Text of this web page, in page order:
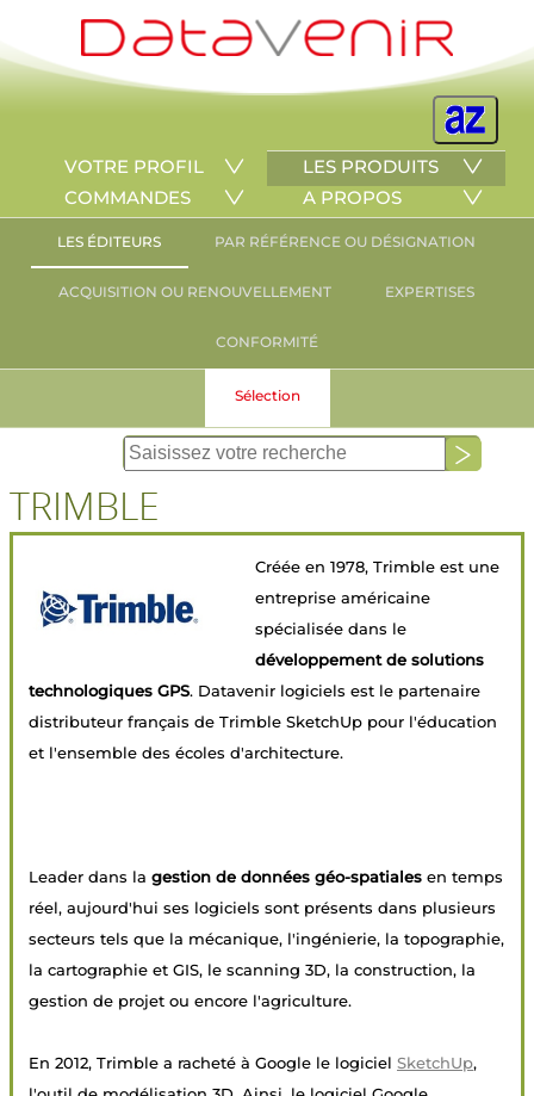
VOTRE PROFIL
LES PRODUITS
COMMANDES
A PROPOS
LES ÉDITEURS PAR RÉFÉRENCE OU DÉSIGNATION
ACQUISITION OU RENOUVELLEMENT EXPERTISES
CONFORMITÉ
Sélection
TRIMBLE
Créée en 1978, Trimble est une
entreprise américaine
spécialisée dans le
développement de solutions
technologiques GPS. Datavenir logiciels est le partenaire
distributeur français de Trimble SketchUp pour l'éducation
et l'ensemble des écoles d'architecture.
Leader dans la gestion de données géo-spatiales en temps
réel, aujourd'hui ses logiciels sont présents dans plusieurs
secteurs tels que la mécanique, l'ingénierie, la topographie,
la cartographie et GIS, le scanning 3D, la construction, la
gestion de projet ou encore l'agriculture.
En 2012, Trimble a racheté à Google le logiciel SketchUp,